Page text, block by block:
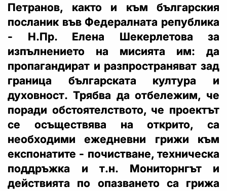
Петранов, както и към българския
посланик във Федералната република
- Н.Пр. Елена Шекерлетова за
изпълнението на мисията им: да
пропагандират и разпространяват зад
граница българската култура и
духовност. Трябва да отбележим, че
поради обстоятелството, че проектът
се осъществява на открито, са
необходими ежедневни грижи към
експонатите - почистване, техническа
поддръжка и т.н. Мониторнгът и
действията по опазването са грижа